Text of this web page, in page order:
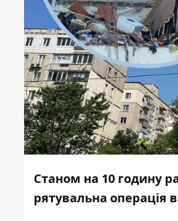
Станом на 10 годину
рятувальна операція